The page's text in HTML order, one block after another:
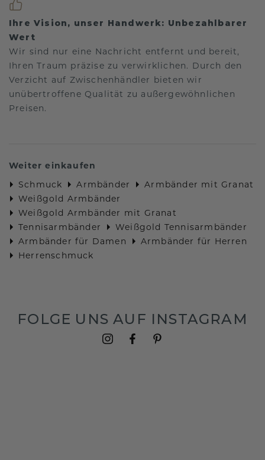
Ihre Vision, unser Handwerk: Unbezahlbarer
Wert
Wir sind nur eine Nachricht entfernt und bereit,
Ihren Traum präzise zu verwirklichen. Durch den
Verzicht auf Zwischenhändler bieten wir
unübertroffene Qualität zu außergewöhnlichen
Preisen.
Weiter einkaufen
Schmuck
Armbänder
Armbänder mit Granat
Weißgold Armbänder
Weißgold Armbänder mit Granat
Tennisarmbänder
Weißgold Tennisarmbänder
Armbänder für Damen
Armbänder für Herren
Herrenschmuck
FOLGE UNS AUF INSTAGRAM